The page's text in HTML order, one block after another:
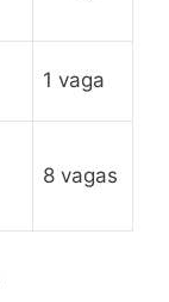
1 vaga
8 vagas